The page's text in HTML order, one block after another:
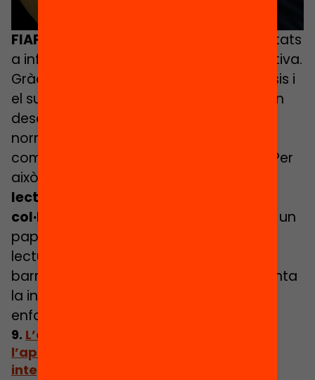
FIAPAS
promou tallers de lectura adaptats
a infants i joves amb discapacitat auditiva.
Gràcies a la detecció precoç, les pròtesis i
el suport logopèdic, molts infants poden
desenvolupar la llengua oral amb
normalitat, però l’accés a la lectura
comprensiva encara suposa un repte. Per
això, aquests tallers
lector, la reflexió crítica i la creació
col·lectiva
. Les famílies també hi tenen un
paper clau com a mediadores de la
lectura. El projecte no només trenca
barreres comunicatives, sinó que fomenta
la inclusió educativa i social des d’un
enfocament pedagògic i emocional.
9. L’escola d’Oviedo que impulsa
l’aprenentatge a través de projectes
integrals